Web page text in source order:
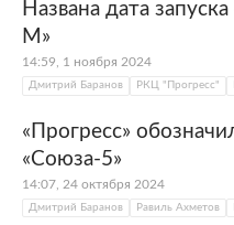
Названа дата
М»
14:59, 1 ноября 2024
Дмитрий Баранов РКЦ "Прогресс"
«Прогресс»
«Союза-5»
14:07, 24 октября 2024
Дмитрий Баранов Равиль Ахметов